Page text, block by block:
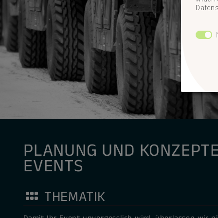
PLANUNG UND
EVENTS
THEMATIK